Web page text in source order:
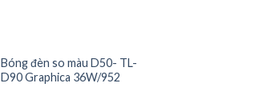
Bóng đèn so màu D50- TL-
D90 Graphica 36W/952